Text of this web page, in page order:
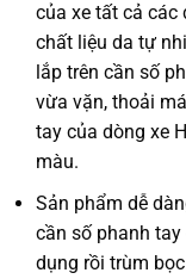
của xe tất cả các
chất liệu da tự
lắp trên cần số
vừa vặn, thoải
tay của dòng xe
màu.
Sản phẩm dễ
cần số phanh
dụng rồi trùm